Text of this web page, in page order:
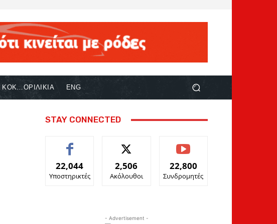
ΚΟΚ…ΟΡΙΛΙΚΙΑ ENG
STAY CONNECTED
22,044
Υποστηρικτές
2,506
Ακόλουθοι
22,800
Συνδρομητές
- Advertisement -